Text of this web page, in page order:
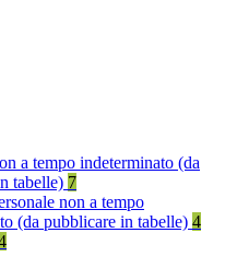
a tempo indeterminato (da
tabelle) 7
non a tempo
(da pubblicare in tabelle) 4